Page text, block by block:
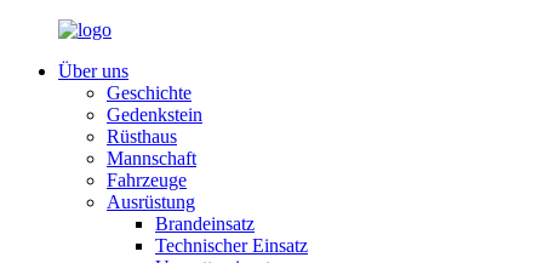
Über uns
Geschichte
Gedenkstein
Rüsthaus
Mannschaft
Fahrzeuge
Ausrüstung
Brandeinsatz
Technischer Einsatz